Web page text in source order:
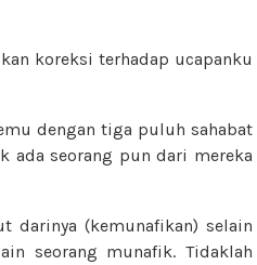
koreksi terhadap ucapanku
dengan tiga puluh sahabat
ada seorang pun dari mereka
darinya (kemunafikan) selain
seorang munafik. Tidaklah